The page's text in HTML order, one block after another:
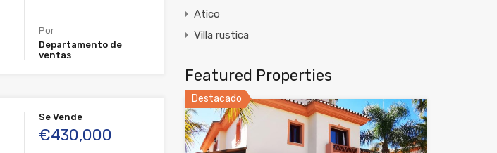
Por
Departamento de
ventas
Se Vende
€430,000
Atico
Villa rustica
Featured Properties
Destacado